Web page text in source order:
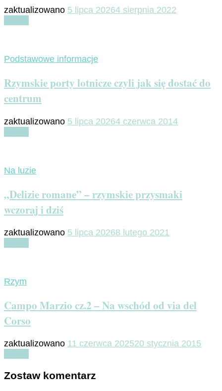
zaktualizowano 5 lipca 20264 sierpnia 2022
Podstawowe informacje
Rzymskie porty lotnicze czyli jak się dostać do
centrum
zaktualizowano 5 lipca 20264 czerwca 2014
Na luzie
„Delizie romane” – rzymskie przysmaki
wczoraj i dziś
zaktualizowano 5 lipca 20268 lutego 2021
Rzym
Campo Marzio cz.2 – Na wschód od via del
Corso
zaktualizowano 11 czerwca 202520 stycznia 2015
Zostaw komentarz